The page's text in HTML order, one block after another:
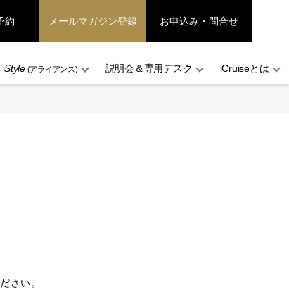
約 メールマガジン登録 お申込み・問合せ
iStyle(アライアンス) 説明会＆専用デスク iCruiseとは
さい。